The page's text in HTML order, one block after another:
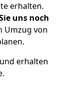
erhalten.
uns noch
Umzug von
erhalten